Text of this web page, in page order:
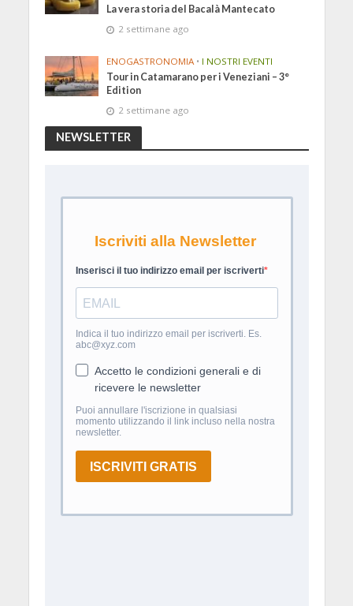
La vera storia del Bacalà Mantecato
2 settimane ago
ENOGASTRONOMIA • I NOSTRI EVENTI
Tour in Catamarano per i Veneziani – 3°
Edition
2 settimane ago
NEWSLETTER